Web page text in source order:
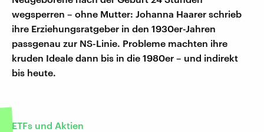
wegsperren – ohne Mutter: Johanna Haarer schrieb
ihre Erziehungsratgeber in den 1930er-Jahren
passgenau zur NS-Linie. Probleme machten ihre
kruden Ideale dann bis in die 1980er – und indirekt
bis heute.
ETFs und Aktien